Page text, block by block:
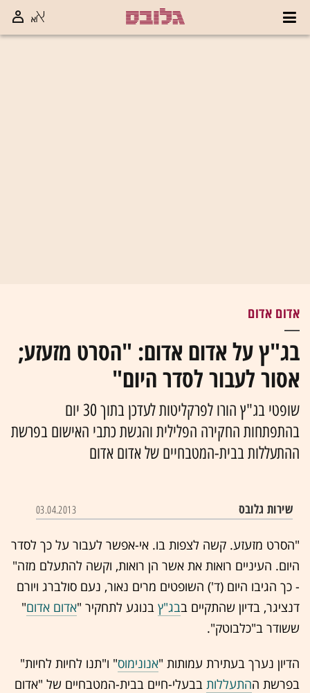
אדום אדום
בג"ץ על אדום אדום: "הסרט מזעזע;
אסור לעבור לסדר היום"
שופטי בג"ץ הורו לפרקליטות לעדכן בתוך 30 יום
בהתפתחות החקירה הפלילית והגשת כתבי האישום בפרשת
ההתעללות בבית-המטבחיים של אדום אדום
שירות גלובס 03.04.2013
"הסרט מזעזע. קשה לצפות בו. אי-אפשר לעבור על כך לסדר
היום. העיניים רואות את אשר הן רואות, וקשה להתעלם מזה"
- כך הגיבו היום (ד') השופטים מרים נאור, נעם סולברג ויורם
דנציגר, בדיון שהתקיים בבג"ץ בנוגע לתחקיר "אדום אדום"
ששודר ב"כלבוטק".
הדיון נערך בעתירת עמותות "אנונימוס" ו"תנו לחיות לחיות"
בפרשת ההתעללות בבעלי-חיים בבית-המטבחיים של "אדום